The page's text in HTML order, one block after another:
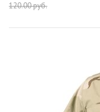
120.00 руб.